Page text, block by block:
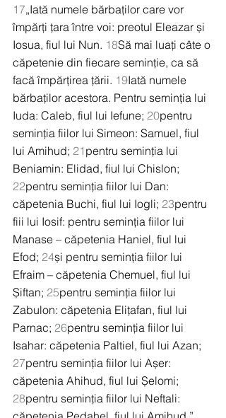
17„Iată numele bărbaților care vor
împărți țara între voi: preotul Eleazar și
Iosua, fiul lui Nun. 18Să mai luați câte o
căpetenie din fiecare seminție, ca să
facă împărțirea țării. 19Iată numele
bărbaților acestora. Pentru seminția lui
Iuda: Caleb, fiul lui Iefune; 20pentru
seminția fiilor lui Simeon: Samuel, fiul
lui Amihud; 21 pentru seminția lui
Beniamin: Elidad, fiul lui Chislon;
22pentru seminția fiilor lui Dan:
căpetenia Buchi, fiul lui Iogli; 23pentru
fiii lui Iosif: pentru seminția fiilor lui
Manase – căpetenia Haniel, fiul lui
Efod; 24și pentru seminția fiilor lui
Efraim – căpetenia Chemuel, fiul lui
Șiftan; 25pentru seminția fiilor lui
Zabulon: căpetenia Elițafan, fiul lui
Parnac; 26pentru seminția fiilor lui
Isahar: căpetenia Paltiel, fiul lui Azan;
27pentru seminția fiilor lui Așer:
căpetenia Ahihud, fiul lui Șelomi;
28pentru seminția fiilor lui Neftali: